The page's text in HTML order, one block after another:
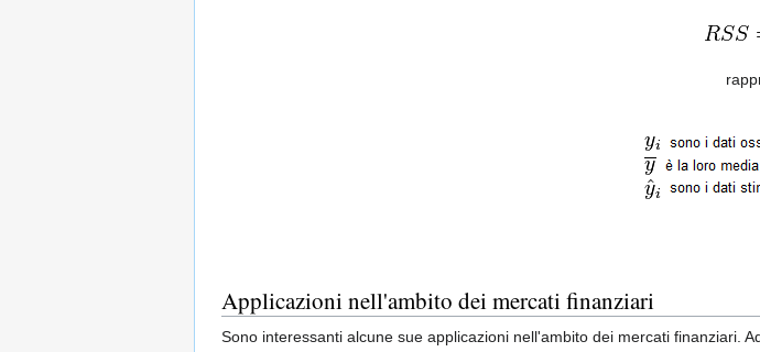
Applicazioni nell'ambito dei mercati finanziari
Sono interessanti alcune sue applicazioni nell'ambito dei mercati finanziari.